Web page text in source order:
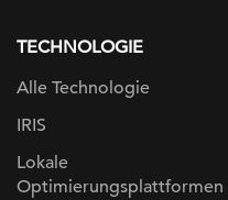
TECHNOLOGIE
Alle Technologie
IRIS
Lokale
Optimierungsplattformen